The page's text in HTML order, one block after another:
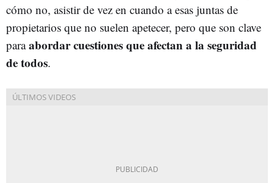
cómo no, asistir de vez en cuando a esas juntas de
propietarios que no suelen apetecer, pero que son clave
paraabordar cuestiones que afectan a la seguridad
de todos.